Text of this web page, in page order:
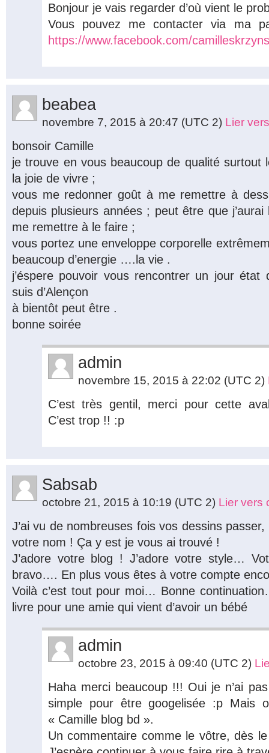
Bonjour je vais regarder d’où vient le
Vous pouvez me contacter via ma
https://www.facebook.com/
beabea
novembre 7, 2015 à 20:47 (UTC 2) Lier
bonsoir Camille
je trouve en vous beaucoup de qualité surtout
la joie de vivre ;
vous me redonner goût à me remettre à
depuis plusieurs années ; peut être que
me remettre à le faire ;
vous portez une enveloppe corporelle
beaucoup d’energie ….la vie .
j’éspere pouvoir vous rencontrer un jour
suis d’Alençon
à bientôt peut être .
bonne soirée
admin
novembre 15, 2015 à 22:02 (UTC 2)
C’est très gentil, merci pour cette
C’est trop !! :p
Sabsab
octobre 21, 2015 à 10:19 (UTC 2) Lier vers
J’ai vu de nombreuses fois vos dessins
votre nom ! Ça y est je vous ai trouvé !
J’adore votre blog ! J’adore votre style…
bravo…. En plus vous êtes à votre compte
Voilà c’est tout pour moi… Bonne
livre pour une amie qui vient d’avoir un bébé
admin
octobre 23, 2015 à 09:40 (UTC 2)
Haha merci beaucoup !!! Oui je n’ai
simple pour être googelisée :p Mais
« Camille blog bd ».
Un commentaire comme le vôtre, dès